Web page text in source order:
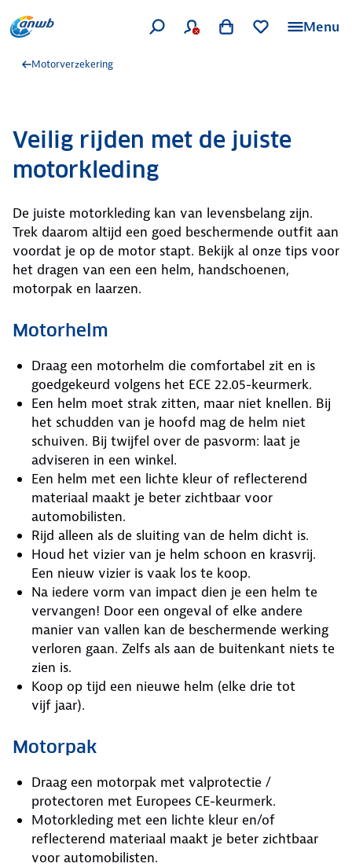
Menu
Motorverzekering
Veilig rijden met de juiste
motorkleding
De juiste motorkleding kan van levensbelang zijn.
Trek daarom altijd een goed beschermende outfit aan
voordat je op de motor stapt. Bekijk al onze tips voor
het dragen van een een helm, handschoenen,
motorpak en laarzen.
Motorhelm
Draag een motorhelm die comfortabel zit en is
goedgekeurd volgens het ECE 22.05-keurmerk.
Een helm moet strak zitten, maar niet knellen. Bij
het schudden van je hoofd mag de helm niet
schuiven. Bij twijfel over de pasvorm: laat je
adviseren in een winkel.
Een helm met een lichte kleur of reflecterend
materiaal maakt je beter zichtbaar voor
automobilisten.
Rijd alleen als de sluiting van de helm dicht is.
Houd het vizier van je helm schoon en krasvrij.
Een nieuw vizier is vaak los te koop.
Na iedere vorm van impact dien je een helm te
vervangen! Door een ongeval of elke andere
manier van vallen kan de beschermende werking
verloren gaan. Zelfs als aan de buitenkant niets te
zien is.
Koop op tijd een nieuwe helm (elke drie tot
vijf jaar).
Motorpak
Draag een motorpak met valprotectie /
protectoren met Europees CE-keurmerk.
Motorkleding met een lichte kleur en/of
reflecterend materiaal maakt je beter zichtbaar
voor automobilisten.